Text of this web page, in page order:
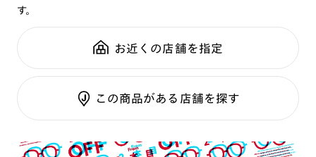
掛け部分を戻さずに、つるを横に広げると髪や皮膚が挟まりに
くくなります。
・接触プレーを伴う激しいスポーツでは使用しないでくださ
い。
鼻パッド：
テンプル：サスティナブル素材
可視光調光SCREEN
調光レンズ
調光UVダブルカット
調光SCREEN
くもり止めレンズ
カラーレンズ：ダークカラー
カラーレンズ：ライトカラー
全国の店舗で無料フィッティング
修理のご相談もいつでもお気軽に
ご利用ガイド
す。
お近くの店舗を指定
この商品がある店舗を探す